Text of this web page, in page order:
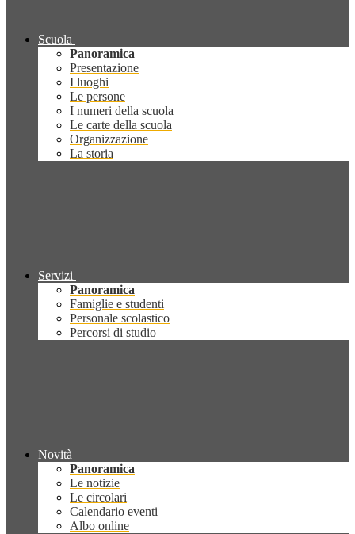
Scuola
Panoramica
Presentazione
I luoghi
Le persone
I numeri della scuola
Le carte della scuola
Organizzazione
La storia
Servizi
Panoramica
Famiglie e studenti
Personale scolastico
Percorsi di studio
Novità
Panoramica
Le notizie
Le circolari
Calendario eventi
Albo online